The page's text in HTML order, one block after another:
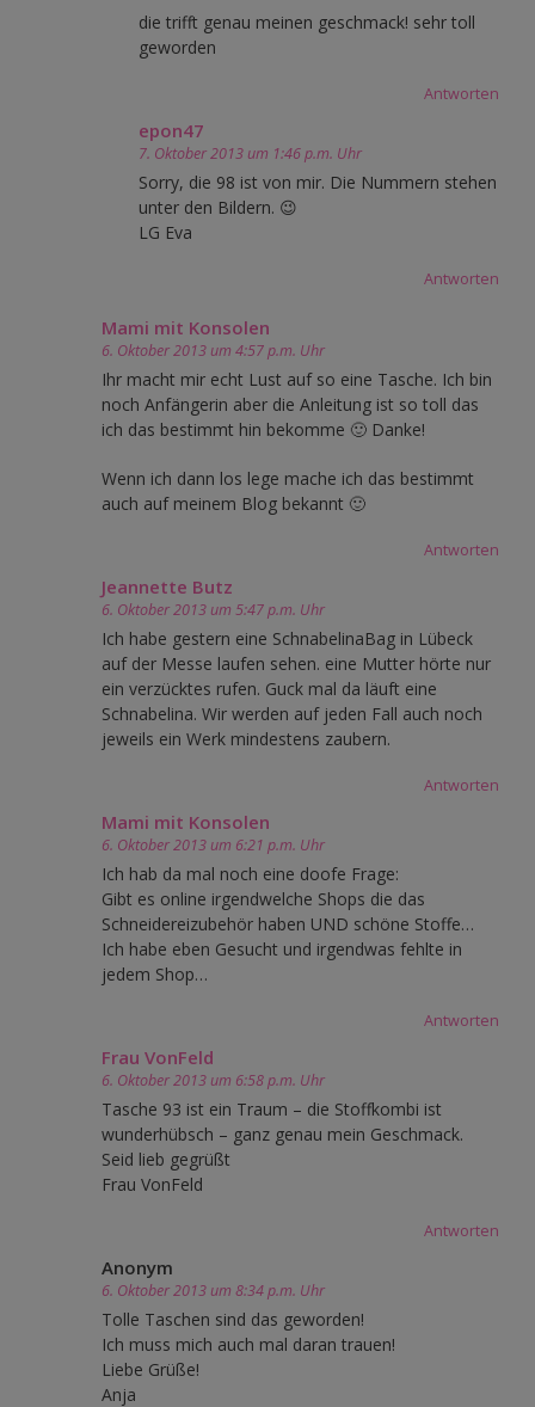
die trifft genau meinen geschmack! sehr toll
geworden
Antworten
epon47
7. Oktober 2013 um 1:46 p.m. Uhr
Sorry, die 98 ist von mir. Die Nummern stehen
unter den Bildern. 😉
LG Eva
Antworten
Mami mit Konsolen
6. Oktober 2013 um 4:57 p.m. Uhr
Ihr macht mir echt Lust auf so eine Tasche. Ich bin
noch Anfängerin aber die Anleitung ist so toll das
ich das bestimmt hin bekomme 🙂 Danke!
Wenn ich dann los lege mache ich das bestimmt
auch auf meinem Blog bekannt 🙂
Antworten
Jeannette Butz
6. Oktober 2013 um 5:47 p.m. Uhr
Ich habe gestern eine SchnabelinaBag in Lübeck
auf der Messe laufen sehen. eine Mutter hörte nur
ein verzücktes rufen. Guck mal da läuft eine
Schnabelina. Wir werden auf jeden Fall auch noch
jeweils ein Werk mindestens zaubern.
Antworten
Mami mit Konsolen
6. Oktober 2013 um 6:21 p.m. Uhr
Ich hab da mal noch eine doofe Frage:
Gibt es online irgendwelche Shops die das
Schneidereizubehör haben UND schöne Stoffe…
Ich habe eben Gesucht und irgendwas fehlte in
jedem Shop…
Antworten
Frau VonFeld
6. Oktober 2013 um 6:58 p.m. Uhr
Tasche 93 ist ein Traum – die Stoffkombi ist
wunderhübsch – ganz genau mein Geschmack.
Seid lieb gegrüßt
Frau VonFeld
Antworten
Anonym
6. Oktober 2013 um 8:34 p.m. Uhr
Tolle Taschen sind das geworden!
Ich muss mich auch mal daran trauen!
Liebe Grüße!
Anja